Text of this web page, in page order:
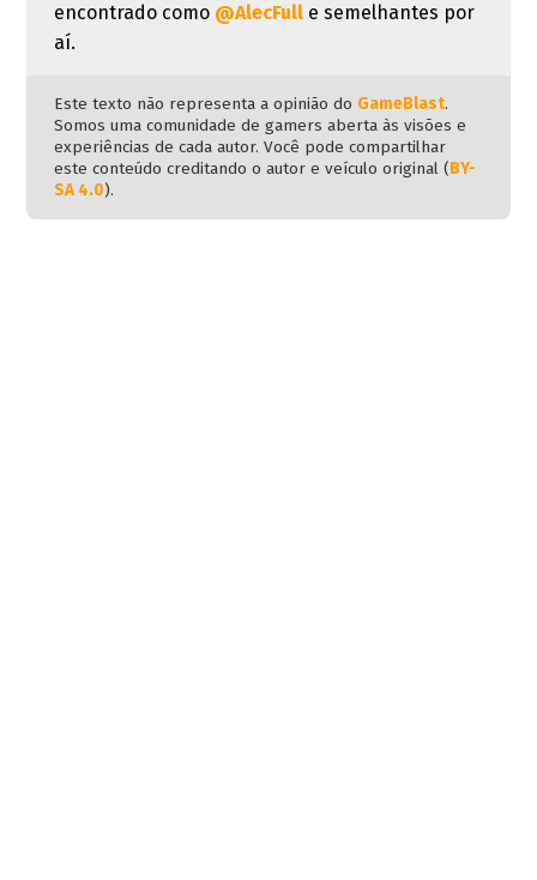
encontrado como @AlecFulle semelhantes por
aí.
Este texto não representa a opinião do GameBlast.
Somos uma comunidade de gamers aberta às visões e
experiências de cada autor. Você pode compartilhar
este conteúdo creditando o autor e veículo original (BY-
SA 4.0).